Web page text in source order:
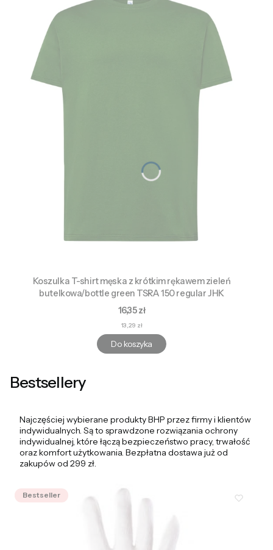
Koszulka T-shirt męska z krótkim rękawem zieleń
butelkowa/bottle green TSRA 150 regular JHK
Cena
16,35 zł
Cena
13,29 zł
Do koszyka
Bestsellery
Najczęściej wybierane produkty BHP przez firmy i klientów
indywidualnych. Są to sprawdzone rozwiązania ochrony
indywidualnej, które łączą bezpieczeństwo pracy, trwałość
oraz komfort użytkowania. Bezpłatna dostawa już od
zakupów od 299 zł.
Bestseller